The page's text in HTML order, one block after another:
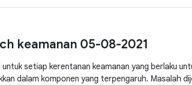
keamanan 05-08-2021
setiap kerentanan keamanan yang berlaku
dalam komponen yang terpengaruh. Masalah